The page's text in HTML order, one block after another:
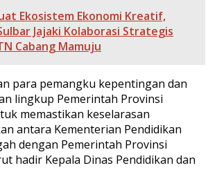
Ekosistem Ekonomi Kreatif,
Jajaki Kolaborasi Strategis
Cabang Mamuju
para pemangku kepentingan dan
lingkup Pemerintah Provinsi
memastikan keselarasan
antara Kementerian Pendidikan
dengan Pemerintah Provinsi
hadir Kepala Dinas Pendidikan dan